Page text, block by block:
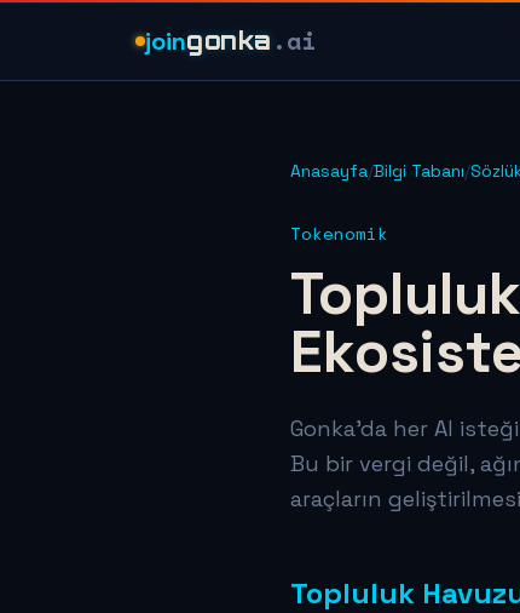
joingonka .ai
Anasayfa/Bilgi Tabanı/
Tokenomik
Gonka'da her AI
Bu bir vergi değil,
araçların
Topluluk